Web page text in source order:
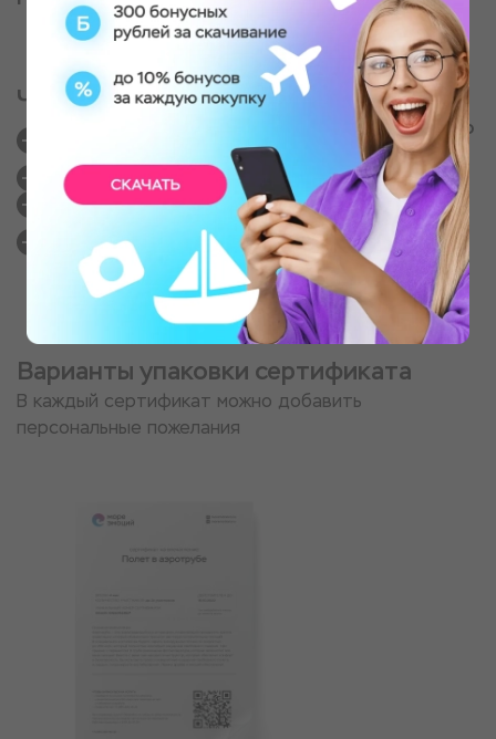
Частые вопросы
Правда, что у Вас такие же цены как напрямую
Как получить сертификат?
Как выглядит подарок?
Если цены одинаковые, то почему стоит
покупать у Вас?
Варианты упаковки сертификата
В каждый сертификат можно добавить
персональные пожелания